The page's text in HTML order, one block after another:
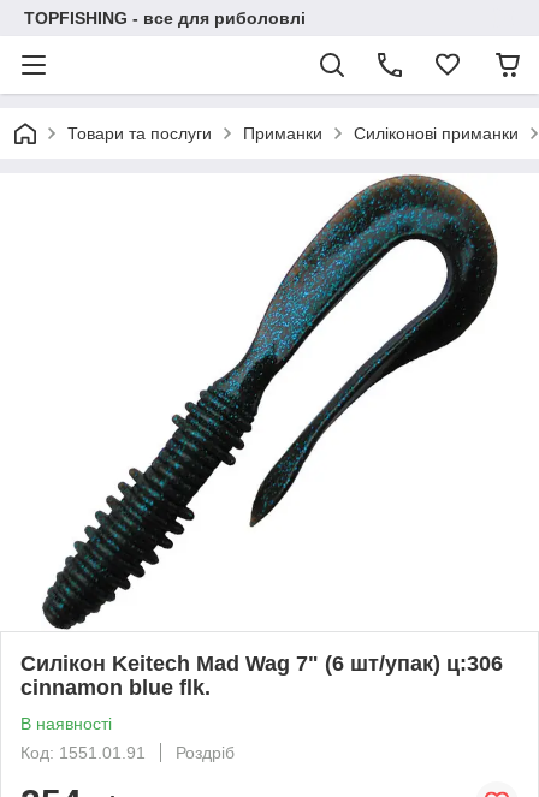
TOPFISHING - все для риболовлі
Товари та послуги Приманки Силіконові приманки
Силікон Keitech Mad Wag 7" (6 шт/упак) ц:306
cinnamon blue flk.
В наявності
Код: 1551.01.91
Роздріб